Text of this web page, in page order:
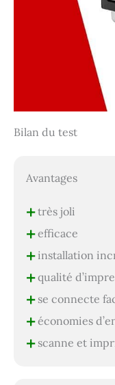
Bilan du test
Avantages
+très joli
+efficace
+installation
+qualité
+se connecte
+économies
+scanne et